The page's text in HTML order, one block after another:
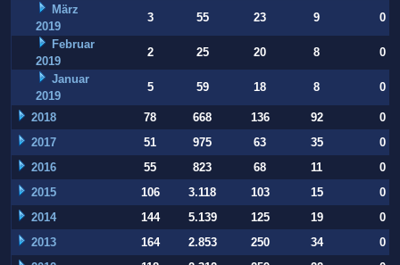
März
2019
3 55 23 9
0
Februar
2019
2 25 20 8
0
Januar
2019
5 59 18 8 0
2018 78 668 136 92
0
2017
51 975 63 35
0
2016
55 823 68 11
0
2015
106 3.118 103 15
0
2014
144 5.139 125 19
0
2013
164 2.853 250 34
0